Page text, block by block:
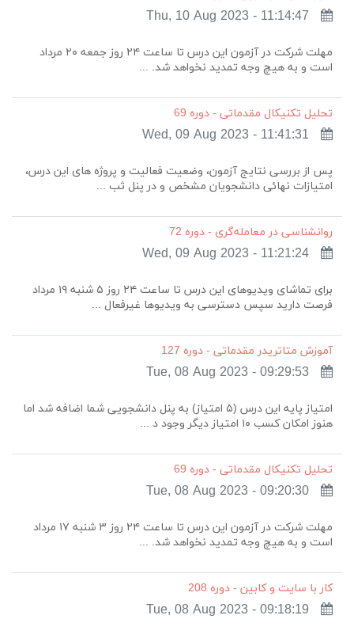
مهلت شرکت در آزمون این درس تا ساعت ۲۴ روز جمعه ۲۰ مرداد
است و به هیچ وجه تمدید نخواهد شد. ...
تحلیل تکنیکال مقدماتی - دوره 69
پس از بررسی نتایج آزمون، وضعیت فعالیت و پروژه های این درس،
امتیازات نهائی دانشجویان مشخص و در پنل ثب ...
روانشناسی در معامله‌گری - دوره 72
Wed, 09 Aug 2023 - 11:21:24
برای تماشای ویدیوهای این درس تا ساعت ۲۴ روز ۵ شنبه ۱۹ مرداد
فرصت دارید سپس دسترسی به ویدیوها غیرفعال ...
آموزش متاتریدر مقدماتی - دوره 127
امتیاز پایه این درس (۵ امتیاز) به پنل دانشجویی شما اضافه شد اما
هنوز امکان کسب ۱۰ امتیاز دیگر وجود د ...
تحلیل تکنیکال مقدماتی - دوره 69
Tue, 08 Aug 2023 - 09:20:30
مهلت شرکت در آزمون این درس تا ساعت ۲۴ روز ۳ شنبه ۱۷ مرداد
است و به هیچ وجه تمدید نخواهد شد. ...
کار با سایت و کابین - دوره 208